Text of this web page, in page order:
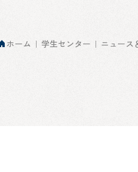
ホーム 学生センター ニュース